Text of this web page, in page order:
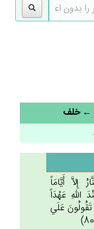
إِلاَّ أَيَّامَاً
الله‌ِ عَهْدَاً
عَلَي‌